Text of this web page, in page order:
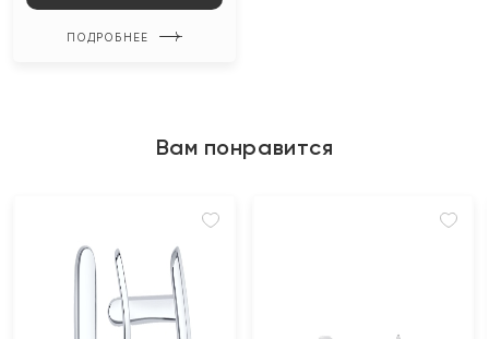
ПОДРОБНЕЕ
Вам понравится